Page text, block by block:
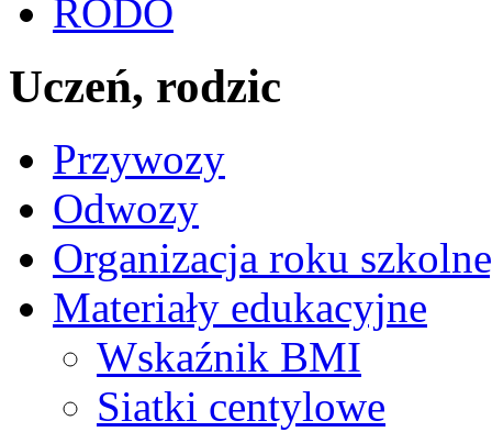
RODO
Uczeń, rodzic
Przywozy
Odwozy
Organizacja roku
Materiały edukacyjne
Wskaźnik BMI
Siatki centylowe